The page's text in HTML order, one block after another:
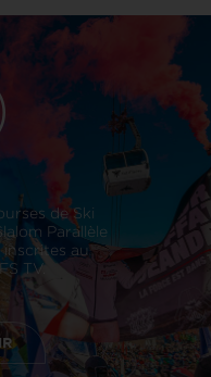
de Ski
Parallèle
au
TV.